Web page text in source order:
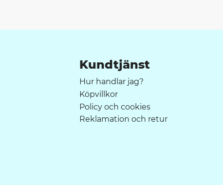
Kundtjänst
Hur handlar jag?
Köpvillkor
Policy och cookies
Reklamation och retur